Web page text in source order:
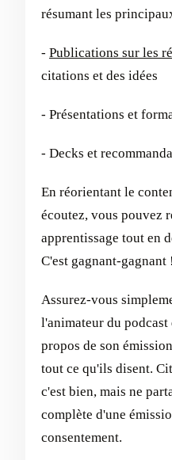
résumant les
- Publications sur les
citations et des idées
- Présentations et
- Decks et
En réorientant le
écoutez, vous pouvez
apprentissage tout en
C'est gagnant-gagnant !
Assurez-vous
l'animateur du
propos de son
tout ce qu'ils disent.
c'est bien, mais ne
complète d'une
consentement.